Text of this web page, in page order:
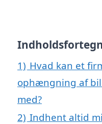
1) Hvad kan et
ophængning af
med?
2) Indhent altid